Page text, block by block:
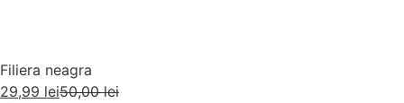
Filiera neagra
50,00lei
29,99 lei